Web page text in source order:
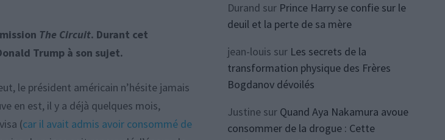
The Circuit. Durant cet
Trump à son sujet.
le président américain n’hésite jamais
en est, il y a déjà quelques mois,
(car il avait admis avoir consommé de
Durand sur Prince Harry se confie sur le
deuil et la perte de sa mère
jean-louis sur Les secrets de la
transformation physique des Frères
Bogdanov dévoilés
Justinesur Quand Aya Nakamura avoue
consommer de la drogue : Cette